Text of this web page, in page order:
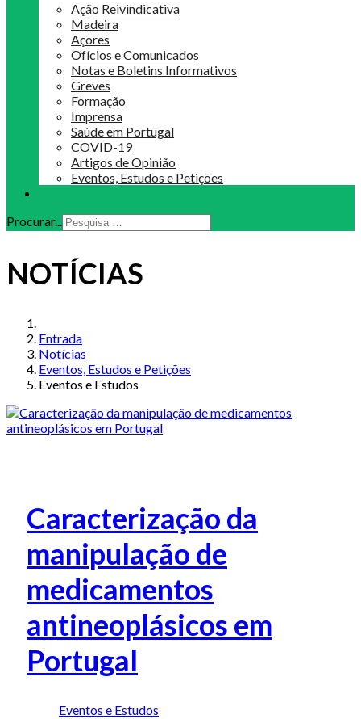
Ação Reivindicativa
Madeira
Açores
Ofícios e Comunicados
Notas e Boletins Informativos
Greves
Formação
Imprensa
Saúde em Portugal
COVID-19
Artigos de Opinião
Eventos, Estudos e Petições
Procurar...
NOTÍCIAS
Entrada
Notícias
Eventos, Estudos e Petições
Eventos e Estudos
Caracterização da
manipulação de
medicamentos
antineoplásicos em
Portugal
Eventos e Estudos